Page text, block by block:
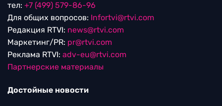
тел: +7 (499) 579-86-96
Для общих вопросов: Infortvi@rtvi.com
Редакция RTVI: news@rtvi.com
Маркетинг/PR: pr@rtvi.com
Реклама RTVI: adv-eu@rtvi.com
Партнерские материалы
Достойные новости